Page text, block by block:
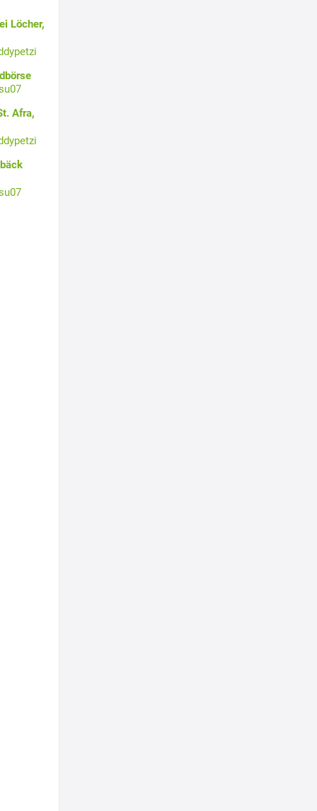
Löcher,
Afra,